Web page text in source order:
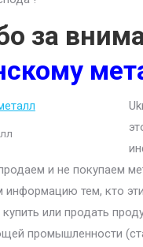
за
и не покупаем
информацию тем, кто
купить или продать
промышленности